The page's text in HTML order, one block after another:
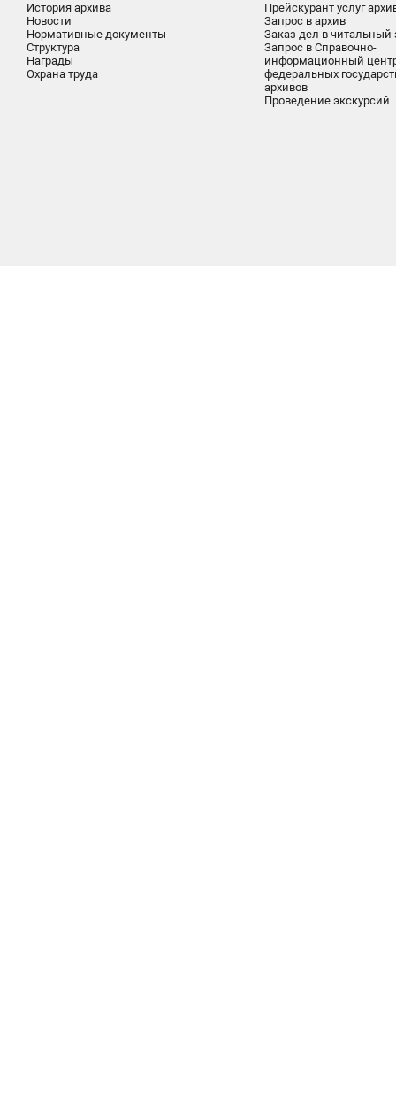
История архива
Новости
Нормативные документы
Структура
Награды
Охрана труда
Прейскурант услуг
Запрос в архив
Заказ дел в читальный
Запрос в Справочно-
информационный
федеральных
архивов
Проведение экскурсий